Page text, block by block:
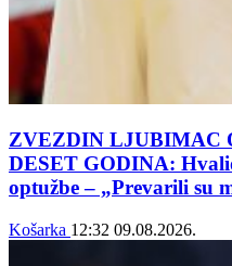
ZVEZDIN LJUBIMAC
DESET GODINA:
optužbe – „Prevarili su
Košarka 12:32 09.08.2026.